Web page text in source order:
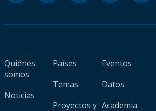
Quiénes
somos
Noticias
Países
Temas
Proyectos y
Eventos
Datos
Academia